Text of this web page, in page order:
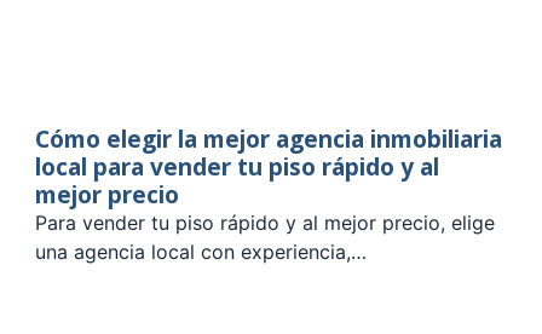
Cómo elegir la mejor agencia inmobiliaria
local para vender tu piso rápido y al
mejor precio
Para vender tu piso rápido y al mejor precio, elige
una agencia local con experiencia,…